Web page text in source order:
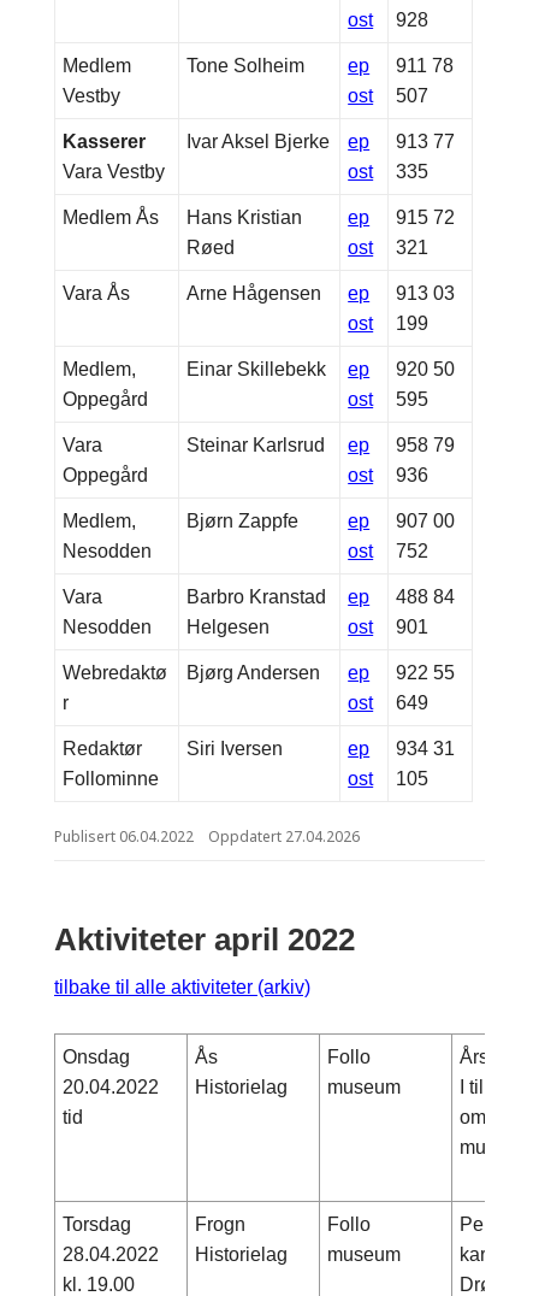
ost 928
Medlem
Vestby
Tone Solheim
ep
ost
911 78
507
Kasserer
Vara Vestby
Ivar Aksel Bjerke
ep
ost
913 77
335
Medlem Ås
Hans Kristian
Røed
ep
ost
915 72
321
Vara Ås Arne Hågensen
ep
ost
913 03
199
Medlem,
Oppegård
Einar Skillebekk
ep
ost
920 50
595
Vara
Oppegård
Steinar Karlsrud
ep
ost
958 79
936
Medlem,
Nesodden
Bjørn Zappfe
ep
ost
907 00
752
Vara
Nesodden
Barbro Kranstad
Helgesen
ep
ost
488 84
901
Webredaktø
r
Bjørg Andersen
ep
ost
922 55
649
Redaktør
Follominne
Siri Iversen
ep
ost
934 31
105
Publisert 06.04.2022 Oppdatert 27.04.2026
Aktiviteter april 2022
tilbake til alle aktiviteter (arkiv)
Onsdag
20.04.2022
tid
Ås
Historielag
Follo
museum
Årsmøte
I tillegg
museet.
Torsdag
28.04.2022
kl. 19.00
Frogn
Historielag
Follo
museum
Per
kart og
Drøbak